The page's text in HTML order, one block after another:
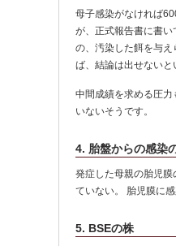
母子感染がなければ
が、正式報告書に書
の、汚染した餌を与
ば、結論は出せないと
中間成績を求める圧
いないそうです。
4. 胎盤からの感染
発症した母親の胎児
ていない。 胎児膜に
5. BSEの株